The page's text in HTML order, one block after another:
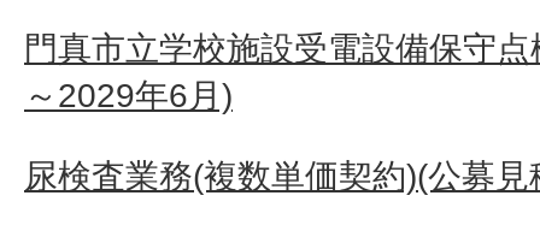
門真市立学校施設受電設備保守
～2029年6月)
尿検査業務(複数単価契約)(公募